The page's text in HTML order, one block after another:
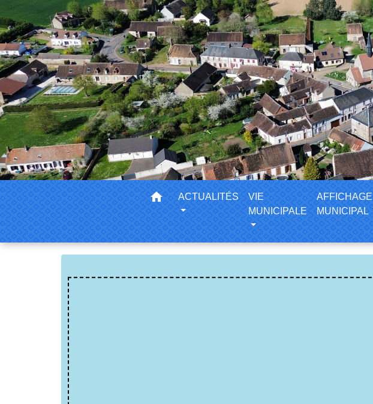
home ACTUALITÉS
VIE
MUNICIPALE
AFFICHAGE
MUNICIPAL